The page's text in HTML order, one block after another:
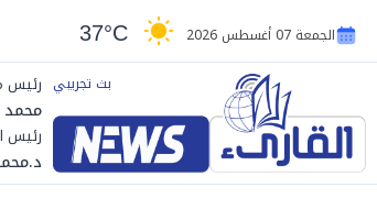
الجمعة 07 أغسطس 2026 37°C
رئيس
محمد
رئيس